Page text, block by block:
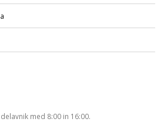
med 8:00 in 16:00.